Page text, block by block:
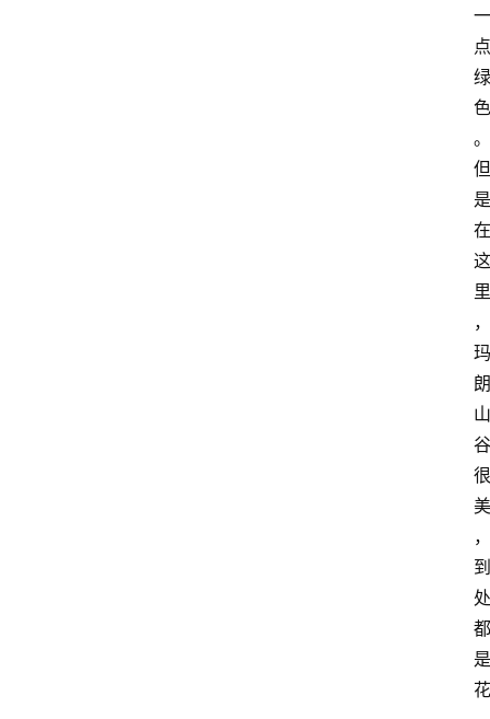
一
点
绿
色
。
但
是
在
这
里
，
玛
朗
山
谷
很
美
，
到
处
都
是
花